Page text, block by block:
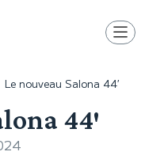
Le nouveau Salona 44′
44′